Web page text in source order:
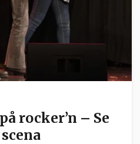
rocker’n – Se